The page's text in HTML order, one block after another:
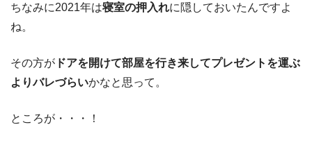
ちなみに2021年は寝室の押入れに隠しておいたんですよ
ね。
その方が ドアを開けて部屋を行き来してプレゼントを運ぶ
よりバレづらいかなと思って。
ところが・・・！